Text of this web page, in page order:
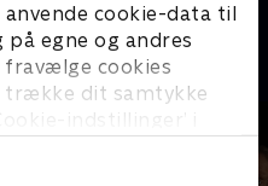
cookie-data til
egne og andres
cookies
trække dit samtykke
indstillinger’ i